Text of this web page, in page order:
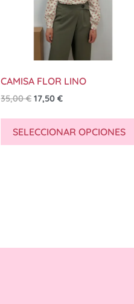
CAMISA FLOR LINO
35,00€ 17,50 €
SELECCIONAR OPCIONES